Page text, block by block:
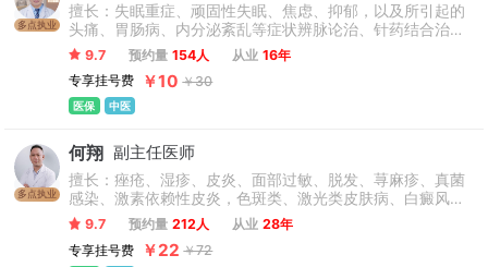
多点执业
擅长：失眠重症、顽固性失眠、焦虑、抑郁，以及所引起的
头痛、胃肠病、内分泌紊乱等症状辨脉论治、针药结合治
疗；在咳嗽、儿科诸症、内科杂病等方面亦颇有经验。
9.7 预约量 154人 从业 16年
专享挂号费
￥10 ￥30
医保 中医
多点执业
何翔 副主任医师
擅长：痤疮、湿疹、皮炎、面部过敏、脱发、荨麻疹、真菌
感染、激素依赖性皮炎，色斑类、激光类皮肤病、白癜风、
银屑病，疣体、甲病等各种皮肤常见病、皮肤疑难病。
9.7 预约量 212人 从业 28年
专享挂号费
￥22 ￥72